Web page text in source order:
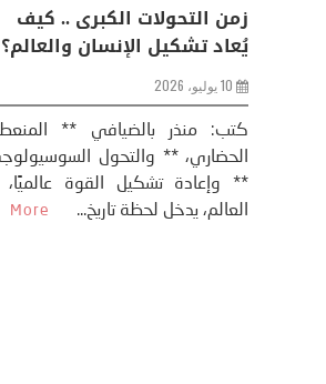
تحليل اخباري/ أمريكا وايران:
عودة الحرب .. و “هرمز” مربط
الفرس
8 يوليو، 2026
تحليل – منذر بالضيافي عاد
الأمريكي دونالد ترامب إلى
ايران، وذلك ردا على ما اعتبره